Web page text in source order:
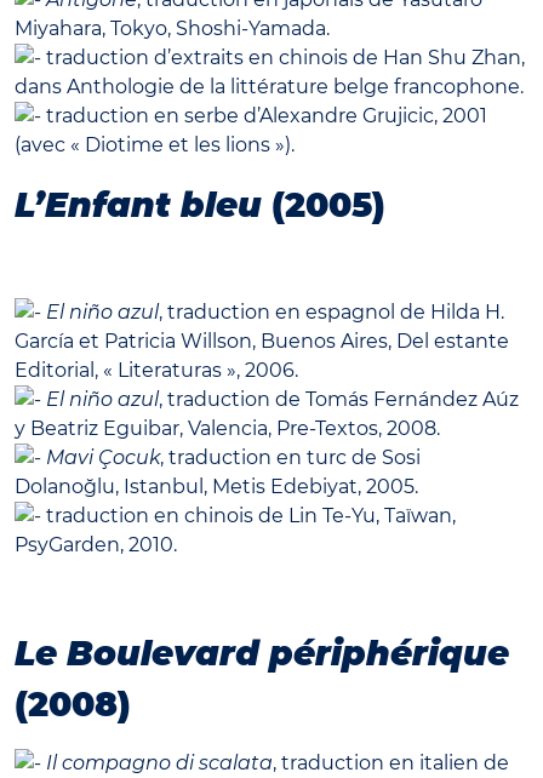
Miyahara, Tokyo, Shoshi-Yamada.
traduction d’extraits en chinois de Han Shu Zhan,
dans Anthologie de la littérature belge francophone.
traduction en serbe d’Alexandre Grujicic, 2001
(avec « Diotime et les lions »).
L’Enfant bleu (2005)
El niño azul, traduction en espagnol de Hilda H.
García et Patricia Willson, Buenos Aires, Del estante
Editorial, « Literaturas », 2006.
El niño azul, traduction de Tomás Fernández Aúz
y Beatriz Eguibar, Valencia, Pre-Textos, 2008.
Mavi Çocuk, traduction en turc de Sosi
Dolanoğlu, Istanbul, Metis Edebiyat, 2005.
traduction en chinois de Lin Te-Yu, Taïwan,
PsyGarden, 2010.
Le Boulevard périphérique
(2008)
Il compagno di scalata, traduction en italien de